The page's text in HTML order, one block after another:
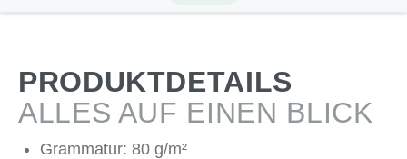
PRODUKTDETAILS
ALLES AUF EINEN BLICK
Grammatur: 80 g/m²